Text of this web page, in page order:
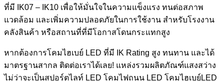
ที่มี IK07 – IK10 เพื่อให้มั่นใจในความแข็งแรง ทนต่อสภาพ
แวดล้อม และเพิ่มความปลอดภัยในการใช้งาน สำหรับโรงงาน
คลังสินค้า หรือสถานที่ที่มีโอกาสโดนกระแทกสูง
หากต้องการโคมไฮเบย์ LED ที่มี IK Rating สูง ทนทาน และได้
มาตรฐานสากล ติดต่อเราได้เลย! แหล่งรวมผลิตภัณฑ์แสงสว่าง
ไม่ว่าจะเป็นสปอร์ตไลท์ LED โคมไฟถนน LED โคมไฮเบย์LED